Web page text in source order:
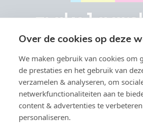
Vastgoedmakelaar-bemiddelaar BIV België
Ondernemingsnummer BTW-BE
Toezichthoudende autoriteit:
Over de cookies op deze
We maken gebruik van cookies om
de prestaties en het gebruik van
verzamelen & analyseren, om
netwerkfunctionaliteiten aan te
content & advertenties te
personaliseren.